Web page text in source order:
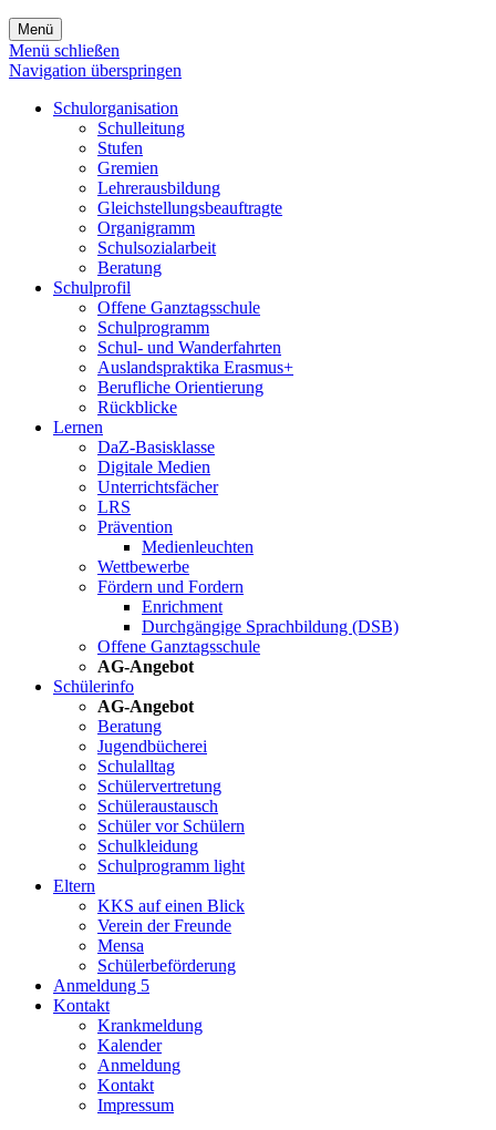
Menü
Menü schließen
Navigation überspringen
Schulorganisation
Schulleitung
Stufen
Gremien
Lehrerausbildung
Gleichstellungsbeauftragte
Organigramm
Schulsozialarbeit
Beratung
Schulprofil
Offene Ganztagsschule
Schulprogramm
Schul- und Wanderfahrten
Auslandspraktika Erasmus+
Berufliche Orientierung
Rückblicke
Lernen
DaZ-Basisklasse
Digitale Medien
Unterrichtsfächer
LRS
Prävention
Medienleuchten
Wettbewerbe
Fördern und Fordern
Enrichment
Durchgängige Sprachbildung (DSB)
Offene Ganztagsschule
AG-Angebot
Schülerinfo
AG-Angebot
Beratung
Jugendbücherei
Schulalltag
Schülervertretung
Schüleraustausch
Schüler vor Schülern
Schulkleidung
Schulprogramm light
Eltern
KKS auf einen Blick
Verein der Freunde
Mensa
Schülerbeförderung
Anmeldung 5
Kontakt
Krankmeldung
Kalender
Anmeldung
Kontakt
Impressum